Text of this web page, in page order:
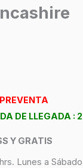
DE LLEGADA :
Y GRATIS
Lunes a